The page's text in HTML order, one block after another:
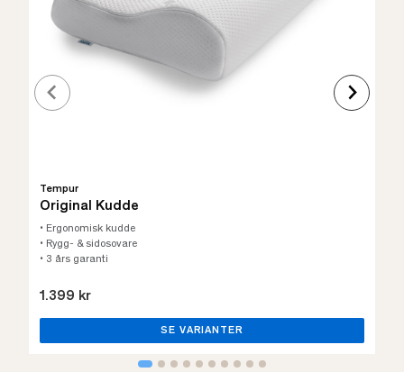
Tempur
Original Kudde
• Ergonomisk kudde
• Rygg- & sidosovare
• 3 års garanti
1.399 kr
SE VARIANTER